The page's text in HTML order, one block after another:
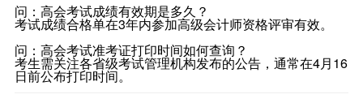
问：高会考试成绩有效期是多久？
考试成绩合格单在3年内参加高级会计师资格评审有效。
问：高会考试准考证打印时间如何查询？
考生需关注各省级考试管理机构发布的公告，通常在4月16
日前公布打印时间。